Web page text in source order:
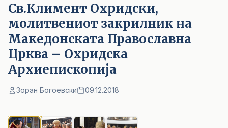
Св.Климент Охридски,
молитвениот закрилник на
Македонската Православна
Црква – Охридска
Архиепископија
Зоран Богоевски 09.12.2018